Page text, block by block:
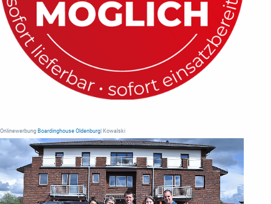
Onlinewerbung Boardinghouse Oldenburg | Kowalski